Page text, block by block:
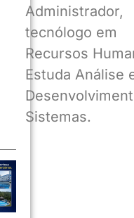
Administrador,
tecnólogo em
Recursos
Estuda Análise
Sistemas.